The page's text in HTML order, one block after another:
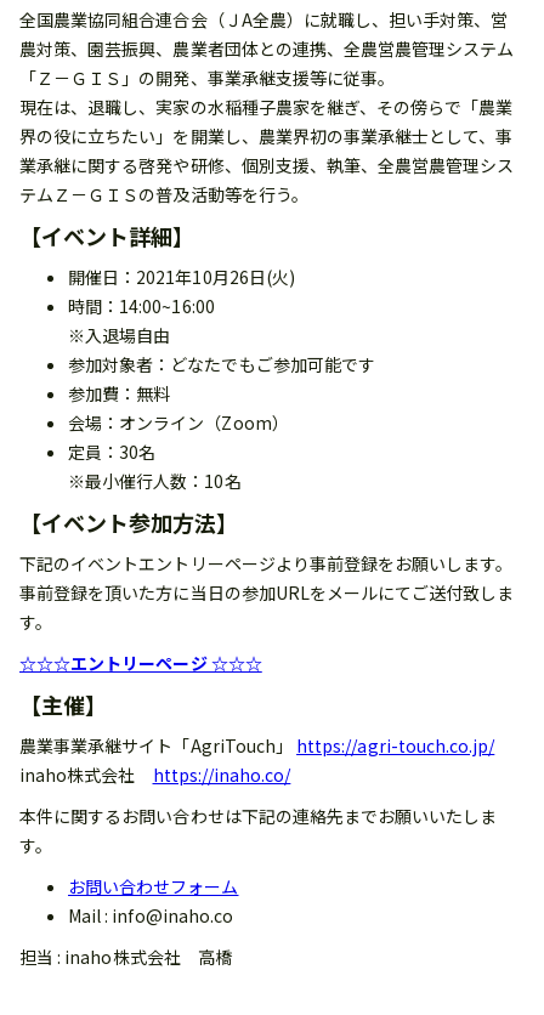
全国農業協同組合連合会（ＪA全農）に就職し、担い手対策、営
農対策、園芸振興、農業者団体との連携、全農営農管理システム
「Ｚ－ＧＩＳ」の開発、事業承継支援等に従事。
現在は、退職し、実家の水稲種子農家を継ぎ、その傍らで「農業
界の役に立ちたい」を開業し、農業界初の事業承継士として、事
業承継に関する啓発や研修、個別支援、執筆、全農営農管理シス
テムＺ－ＧＩＳの普及活動等を行う。
【イベント詳細】
開催日：2021年10月26日(火)
時間：14:00~16:00
※入退場自由
参加対象者：どなたでもご参加可能です
参加費：無料
会場：オンライン（Zoom）
定員：30名
※最小催行人数：10名
【イベント参加方法】
下記のイベントエントリーページより事前登録をお願いします。
事前登録を頂いた方に当日の参加URLをメールにてご送付致しま
す。
☆☆☆エントリーページ ☆☆☆
【主催】
農業事業承継サイト「AgriTouch」 https://agri-touch.co.jp/
inaho株式会社 https://inaho.co/
本件に関するお問い合わせは下記の連絡先までお願いいたしま
す。
お問い合わせフォーム
Mail : info@inaho.co
担当 : inaho株式会社 高橋